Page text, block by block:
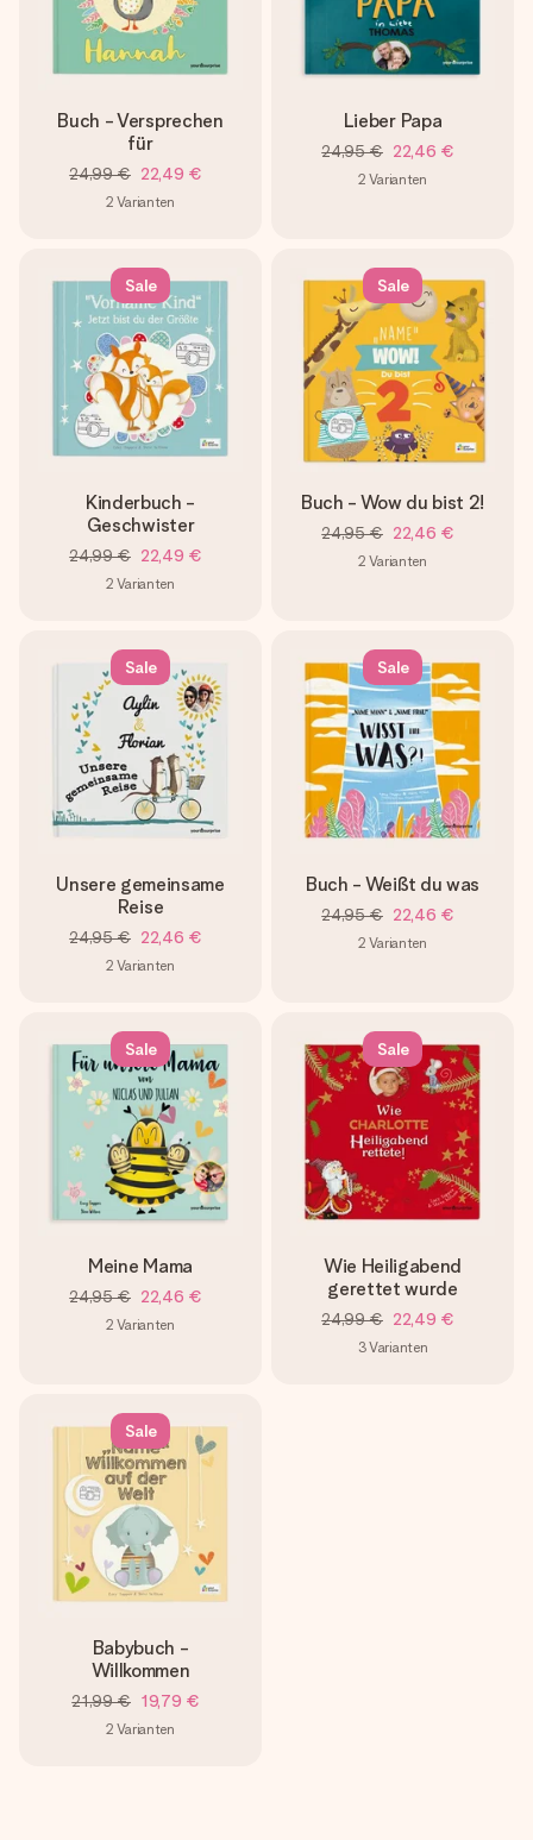
Erstelle etwas Einzigartiges in wenigen Schritten – mit
ihrem Namen, deinem Foto oder einer Nachricht von
Herzen. Kein Stress, nur pure Liebe für den perfekten
Moment.
Buch - Versprechen
für
24,99 € 22,49 €
2 Varianten
Lieber Papa
24,95 € 22,46 €
2 Varianten
Sale
Kinderbuch -
Geschwister
24,99 € 22,49 €
2 Varianten
Sale
Buch - Wow du bist 2!
24,95 € 22,46 €
2 Varianten
Sale
Unsere gemeinsame
Reise
24,95 € 22,46 €
2 Varianten
Sale
Buch - Weißt du was
24,95 € 22,46 €
2 Varianten
Sale
Meine Mama
24,95 € 22,46 €
2 Varianten
Sale
Wie Heiligabend
gerettet wurde
24,99 € 22,49 €
3Varianten
Sale
Babybuch -
Willkommen
21,99 € 19,79 €
2 Varianten